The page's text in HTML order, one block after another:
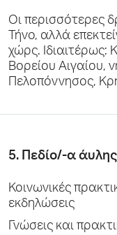
Οι περισσότερες
Τήνο, αλλά
χώρς.
Βορείου Αιγαίου,
Πελοπόννησος,
5. Πεδίο/-α άυλης
Κοινωνικές
εκδηλώσεις
Γνώσεις και